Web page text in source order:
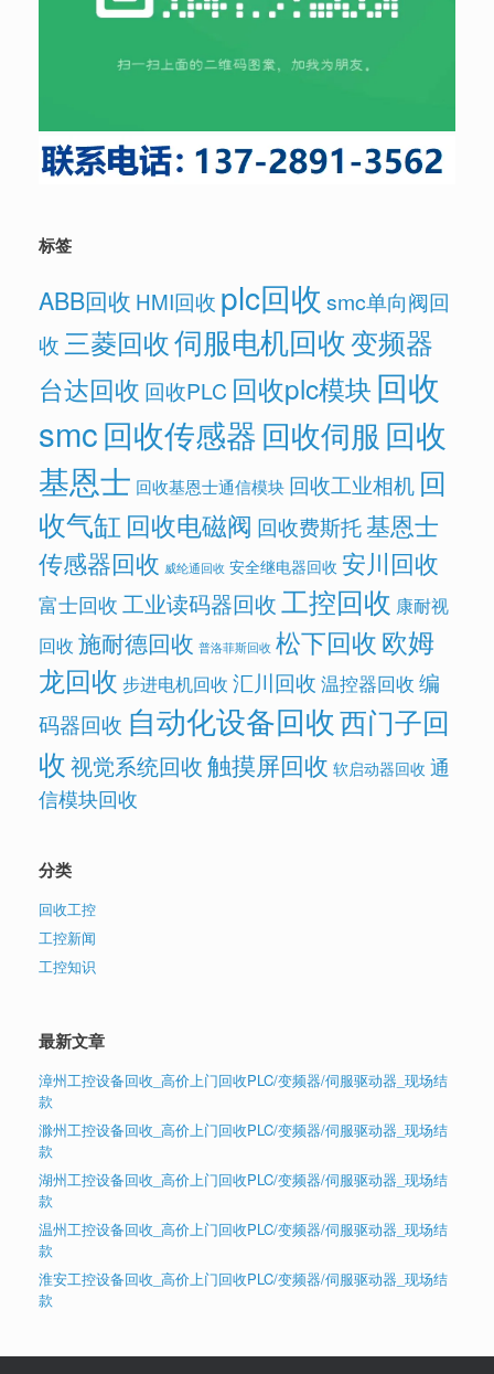
标签
ABB回收 HMI回收 plc回收 smc单向阀回
收三菱回收伺服电机回收变频器
台达回收 回收PLC 回收plc模块 回收
smc回收传感器回收伺服 回收
基恩士 回收基恩士通信模块 回收工业相机 回
收气缸 回收电磁阀 回收费斯托基恩士
传感器回收 威纶通回收 安全继电器回收 安川回收
富士回收工业读码器回收工控回收 康耐视
回收 施耐德回收 普洛菲斯回收 松下回收欧姆
龙回收 步进电机回收 汇川回收 温控器回收 编
码器回收 自动化设备回收西门子回
收视觉系统回收触摸屏回收 软启动器回收 通
信模块回收
分类
回收工控
工控新闻
工控知识
最新文章
漳州工控设备回收_高价上门回收PLC/变频器/伺服驱动器_现场结
款
滁州工控设备回收_高价上门回收PLC/变频器/伺服驱动器_现场结
款
湖州工控设备回收_高价上门回收PLC/变频器/伺服驱动器_现场结
款
温州工控设备回收_高价上门回收PLC/变频器/伺服驱动器_现场结
款
淮安工控设备回收_高价上门回收PLC/变频器/伺服驱动器_现场结
款